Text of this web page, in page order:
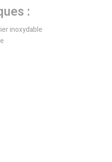
:
inoxydable